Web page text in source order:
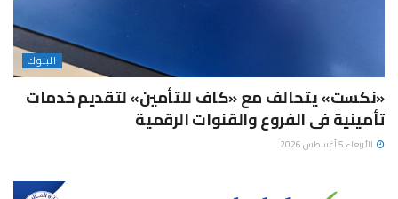
البنوك
«نكست» يتحالف مع «كاف للتأمين» لتقديم خدمات
تأمينية فى الفروع والقنوات الرقمية
الأربعاء 5 أغسطس 2026